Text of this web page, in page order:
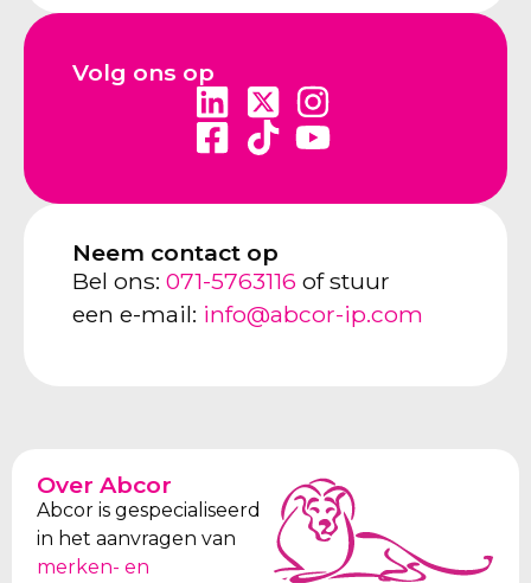
Volg ons op
Neem contact op
Bel ons: 071-5763116 of stuur
een e-mail: info@abcor-ip.com
Over Abcor
Abcor is gespecialiseerd
in het aanvragen van
merken- en